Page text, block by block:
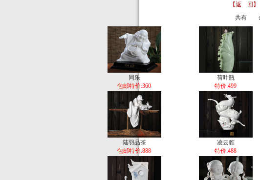
【返 回】
共有
同乐
包邮特价:360
荷叶瓶
特价:499
陆羽品茶
包邮特价:888
凌云骓
特价:488